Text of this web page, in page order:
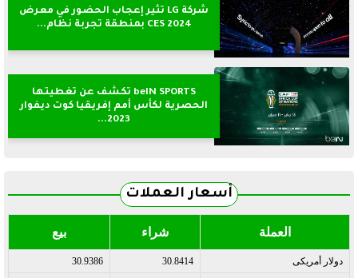
شركة LG تثير إعجاب الحضور في معرض
CES 2024 بمنطقة تجربة نظام...
beIN SPORTS تكشف عن تغطيتها
الحصرية لكأس أمم إفريقيا كوت ديفوار
2023...
أسعار العملات
العملة شراء بيع
دولار أمريكى 30.8414
30.9386